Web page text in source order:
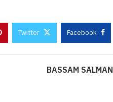
Facebook
Twitter
BASSAM SALMAN